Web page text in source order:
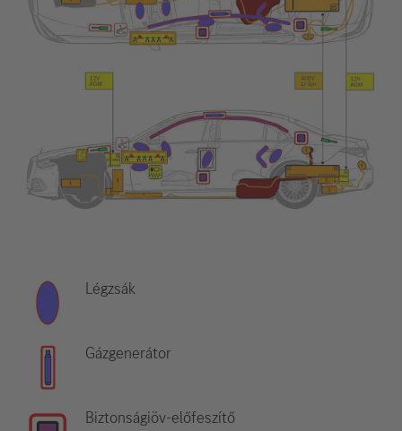
Légzsák
Gázgenerátor
Biztonságiöv-előfeszítő